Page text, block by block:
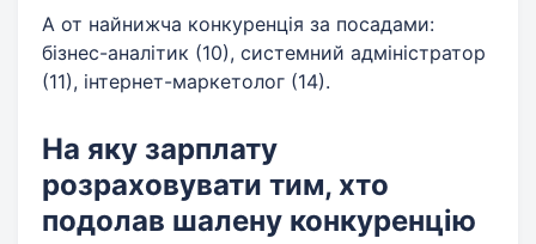
А от найнижча конкуренція за посадами:
бізнес-аналітик (10), системний адміністратор
(11), інтернет-маркетолог (14).
На яку зарплату
розраховувати тим, хто
подолав шалену конкуренцію